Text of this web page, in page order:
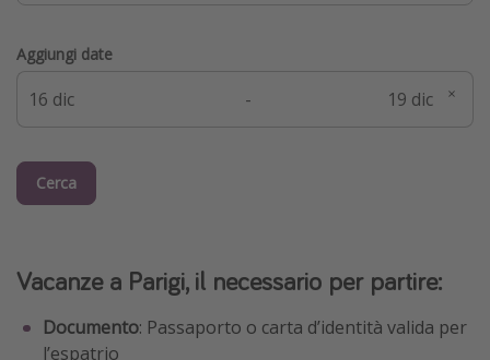
Aggiungi date
-
Cerca
Vacanze a Parigi, il necessario per partire:
Documento: Passaporto o carta d’identità valida per
l’espatrio